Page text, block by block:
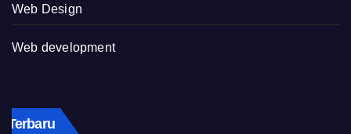
Web Design
Web development
Terbaru